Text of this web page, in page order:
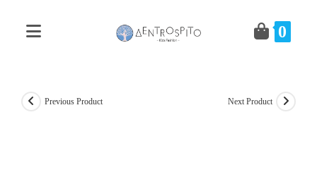
0
Previous Product Next Product